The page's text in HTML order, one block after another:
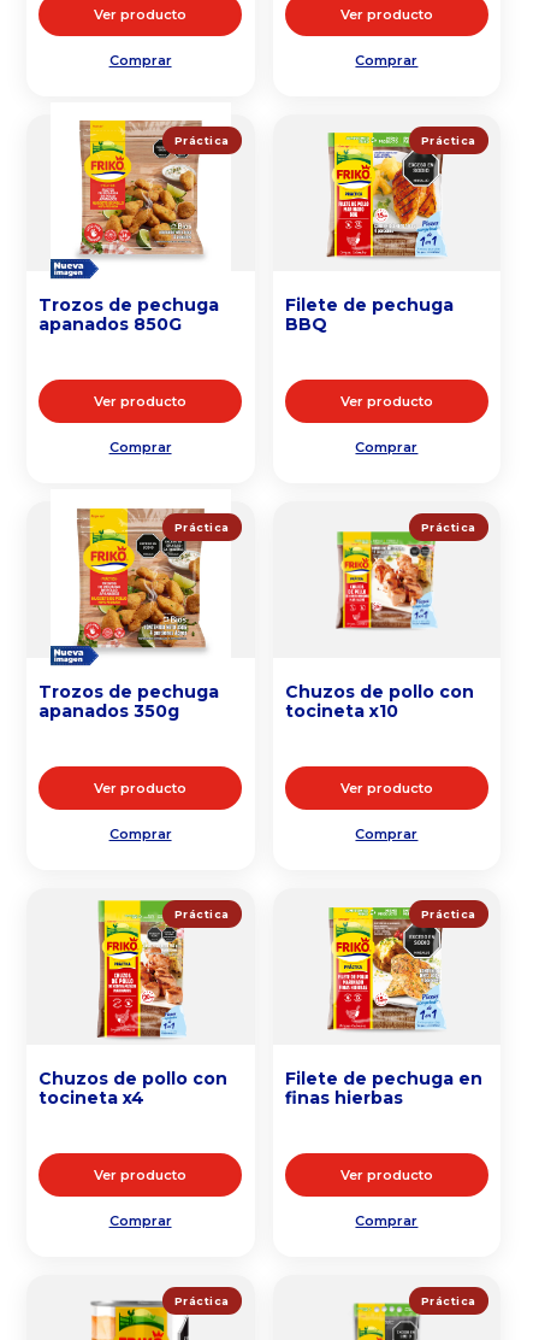
Ver producto
Comprar
Ver producto
Comprar
Práctica
Trozos de pechuga
apanados 850G
Ver producto
Comprar
Práctica
Filete de pechuga
BBQ
Ver producto
Comprar
Práctica
Trozos de pechuga
apanados 350g
Ver producto
Comprar
Práctica
Chuzos de pollo con
tocineta x10
Ver producto
Comprar
Práctica
Chuzos de pollo con
tocineta x4
Ver producto
Comprar
Práctica
Filete de pechuga en
finas hierbas
Ver producto
Comprar
Práctica Práctica